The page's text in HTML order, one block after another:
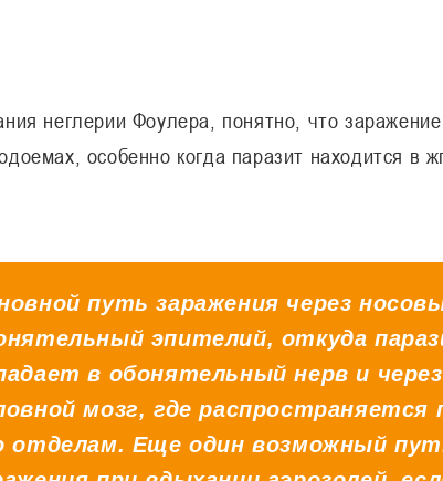
неглерии Фоулера, понятно, что
особенно когда паразит находится в
путь заражения через
эпителий, откуда
в обонятельный нерв и
мозг, где распространяется
отделам. Еще один возможный